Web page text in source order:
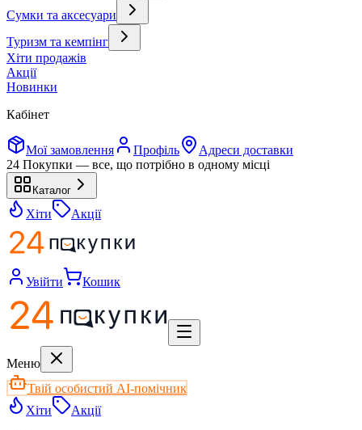
Сумки та аксесуари
Туризм та кемпінг
Хіти продажів
Акції
Новинки
Кабінет
Мої замовлення Профіль
Адреси доставки
24 Покупки — все, що потрібно в одному місці
Каталог
Хіти Акції
Увійти Кошик
Меню
Твій особистий AI-помічник
Хіти
Акції